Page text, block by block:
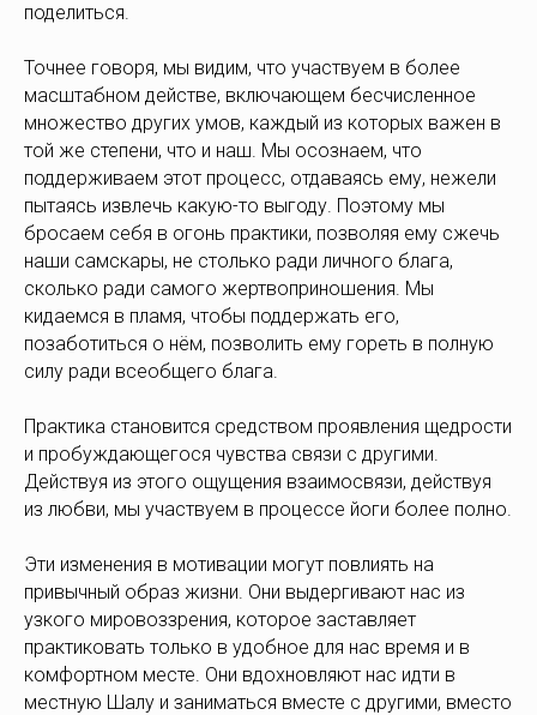
поделиться.
Точнее говоря, мы видим, что участвуем в более
масштабном действе, включающем бесчисленное
множество других умов, каждый из которых важен в
той же степени, что и наш. Мы осознаем, что
поддерживаем этот процесс, отдаваясь ему, нежели
пытаясь извлечь какую-то выгоду. Поэтому мы
бросаем себя в огонь практики, позволяя ему сжечь
наши самскары, не столько ради личного блага,
сколько ради самого жертвоприношения. Мы
кидаемся в пламя, чтобы поддержать его,
позаботиться о нём, позволить ему гореть в полную
силу ради всеобщего блага.
Практика становится средством проявления щедрости
и пробуждающегося чувства связи с другими.
Действуя из этого ощущения взаимосвязи, действуя
из любви, мы участвуем в процессе йоги более полно.
Эти изменения в мотивации могут повлиять на
привычный образ жизни. Они выдергивают нас из
узкого мировоззрения, которое заставляет
практиковать только в удобное для нас время и в
комфортном месте. Они вдохновляют нас идти в
местную Шалу и заниматься вместе с другими, вместо